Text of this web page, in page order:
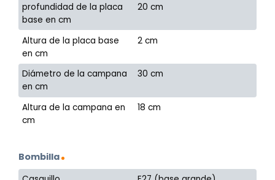
profundidad de la placa
base en cm
20 cm
Altura de la placa base
en cm
2 cm
Diámetro de la campana
en cm
30 cm
Altura de la campana en
cm
18 cm
Bombilla